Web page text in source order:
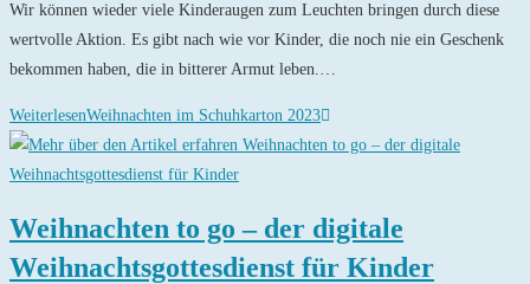
Wir können wieder viele Kinderaugen zum Leuchten bringen durch diese
wertvolle Aktion. Es gibt nach wie vor Kinder, die noch nie ein Geschenk
bekommen haben, die in bitterer Armut leben.…
WeiterlesenWeihnachten im Schuhkarton 2023
Weihnachten to go – der digitale
Weihnachtsgottesdienst für Kinder